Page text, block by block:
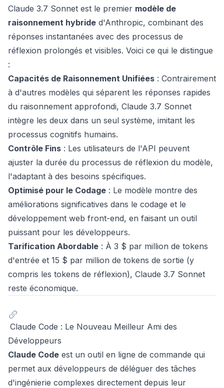
Claude 3.7 Sonnet est le premier modèle de
raisonnement hybride d'Anthropic, combinant des
réponses instantanées avec des processus de
réflexion prolongés et visibles. Voici ce qui le distingue
:
Capacités de Raisonnement Unifiées : Contrairement
à d'autres modèles qui séparent les réponses rapides
du raisonnement approfondi, Claude 3.7 Sonnet
intègre les deux dans un seul système, imitant les
processus cognitifs humains.
Contrôle Fins : Les utilisateurs de l'API peuvent
ajuster la durée du processus de réflexion du modèle,
l'adaptant à des besoins spécifiques.
Optimisé pour le Codage : Le modèle montre des
améliorations significatives dans le codage et le
développement web front-end, en faisant un outil
puissant pour les développeurs.
Tarification Abordable : À 3 $ par million de tokens
d'entrée et 15 $ par million de tokens de sortie (y
compris les tokens de réflexion), Claude 3.7 Sonnet
reste économique.
Claude Code : Le Nouveau Meilleur Ami des
Développeurs
Claude Code est un outil en ligne de commande qui
permet aux développeurs de déléguer des tâches
d'ingénierie complexes directement depuis leur